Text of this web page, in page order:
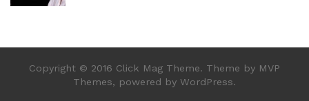
Copyright © 2016 Click Mag Theme. Theme by MVP
Themes, powered by WordPress.